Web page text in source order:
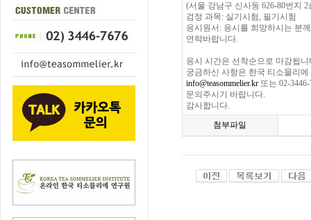
(서울 강남구 신사동 626-80번지 2
검정 과목: 실기시험, 필기시험
응시원서: 응시를 희망하시는 분
연락바랍니다.
응시 시간은 선착순으로 마감됩니
궁금하신 사항은 한국 티소믈리에
info@teasommelier.kr 또는 02-
문의주시기 바랍니다.
감사합니다.
첨부파일